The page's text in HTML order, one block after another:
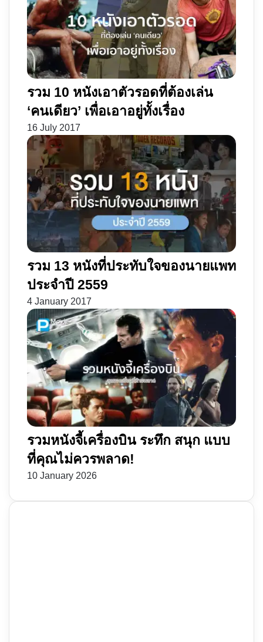
รวม 10 หนังเอาตัวรอดที่ต้องเล่น
‘คนเดียว’ เพื่อเอาอยู่ทั้งเรื่อง
16 July 2017
รวม 13 หนังที่ประทับใจของนายแพท
ประจำปี 2559
4 January 2017
รวมหนังจี้เครื่องบิน ระทึก สนุก แบบ
ที่คุณไม่ควรพลาด!
10 January 2026